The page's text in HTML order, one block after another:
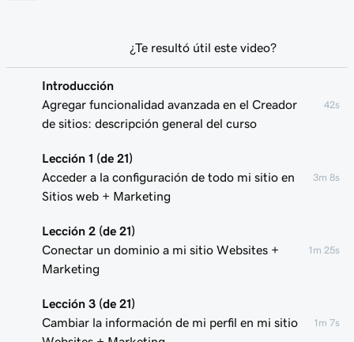
Introducción
Agregar funcionalidad avanzada en el Creador
de sitios: descripción general del curso
42s
Lección 1 (de 21)
Acceder a la configuración de todo mi sitio en
Sitios web + Marketing
3m 8s
Lección 2 (de 21)
Conectar un dominio a mi sitio Websites +
Marketing
1m 25s
Lección 3 (de 21)
Cambiar la información de mi perfil en mi sitio
1m 7s
¿Te resultó útil este video?